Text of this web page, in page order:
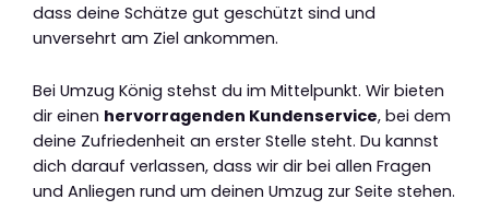
dass deine Schätze gut geschützt sind und
unversehrt am Ziel ankommen.
Bei Umzug König stehst du im Mittelpunkt. Wir bieten
dir einen hervorragenden Kundenservice, bei dem
deine Zufriedenheit an erster Stelle steht. Du kannst
dich darauf verlassen, dass wir dir bei allen Fragen
und Anliegen rund um deinen Umzug zur Seite stehen.